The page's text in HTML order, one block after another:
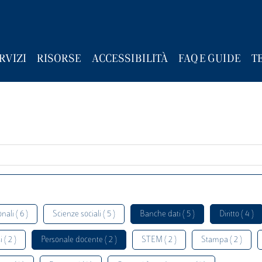
RISORSE ACCESSIBILITÀ FAQ E GUIDE
( 6 ) Scienze sociali ( 5 ) Banche dati ( 5 ) Diritto ( 4 )
( 2 ) Personale docente ( 2 ) STEM ( 2 ) Stampa ( 2 )